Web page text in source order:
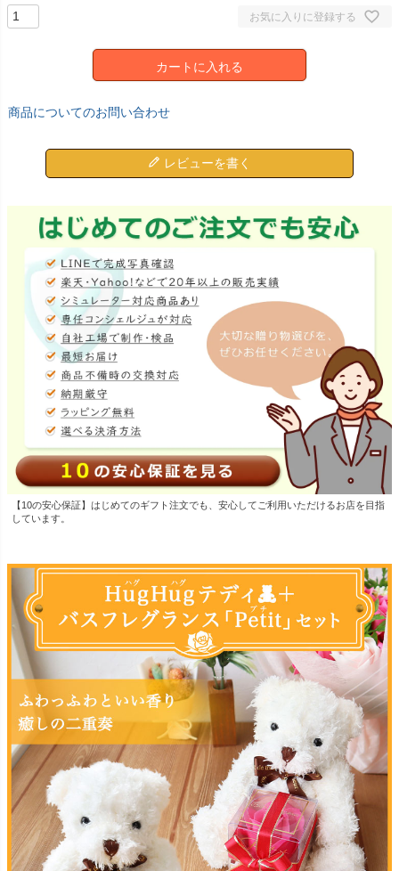
お気に入りに登録する
カートに入れる
商品についてのお問い合わせ
レビューを書く
【10の安心保証】はじめてのギフト注文でも、安心してご利用いただけるお店を目指
しています。